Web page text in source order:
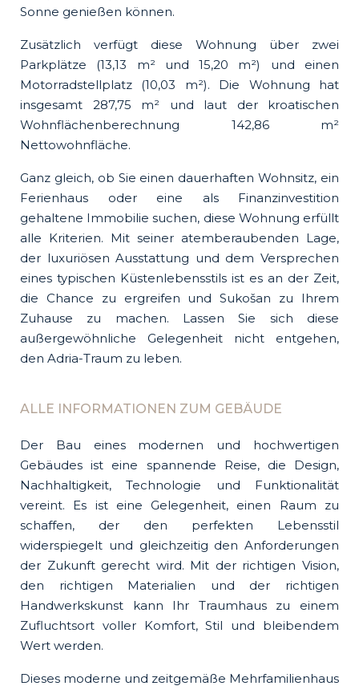
Sonne genießen können.
Zusätzlich verfügt diese Wohnung über zwei
Parkplätze (13,13 m² und 15,20 m²) und einen
Motorradstellplatz (10,03 m²). Die Wohnung hat
insgesamt 287,75 m² und laut der kroatischen
Wohnflächenberechnung 142,86 m²
Nettowohnfläche.
Ganz gleich, ob Sie einen dauerhaften Wohnsitz, ein
Ferienhaus oder eine als Finanzinvestition
gehaltene Immobilie suchen, diese Wohnung erfüllt
alle Kriterien. Mit seiner atemberaubenden Lage,
der luxuriösen Ausstattung und dem Versprechen
eines typischen Küstenlebensstils ist es an der Zeit,
die Chance zu ergreifen und Sukošan zu Ihrem
Zuhause zu machen. Lassen Sie sich diese
außergewöhnliche Gelegenheit nicht entgehen,
den Adria-Traum zu leben.
ALLE INFORMATIONEN ZUM GEBÄUDE
Der Bau eines modernen und hochwertigen
Gebäudes ist eine spannende Reise, die Design,
Nachhaltigkeit, Technologie und Funktionalität
vereint. Es ist eine Gelegenheit, einen Raum zu
schaffen, der den perfekten Lebensstil
widerspiegelt und gleichzeitig den Anforderungen
der Zukunft gerecht wird. Mit der richtigen Vision,
den richtigen Materialien und der richtigen
Handwerkskunst kann Ihr Traumhaus zu einem
Zufluchtsort voller Komfort, Stil und bleibendem
Wert werden.
Dieses moderne und zeitgemäße Mehrfamilienhaus